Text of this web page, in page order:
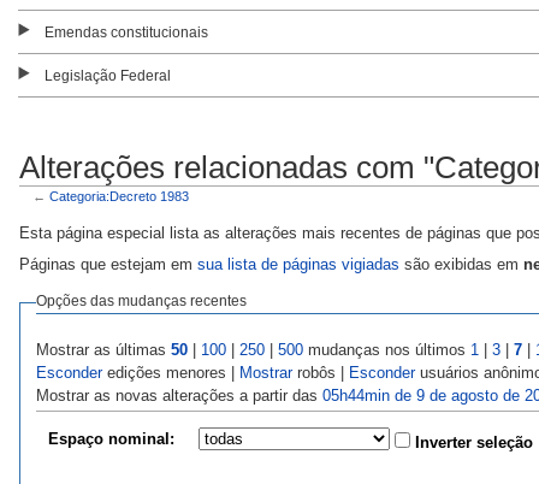
Emendas constitucionais
Legislação Federal
Alterações relacionadas com
← Categoria:Decreto 1983
Esta página especial lista as alterações mais recentes de páginas que
Páginas que estejam em sua lista de páginas vigiadas são exibidas em
Opções das mudanças recentes
Mostrar as últimas 50| 100| 250| 500mudanças nos últimos 1| 3| 7|
Esconderedições menores | Mostrarrobôs | Esconderusuários
Mostrar as novas alterações a partir das 05h44min de 9 de agosto de
Espaço nominal: Inverter seleção